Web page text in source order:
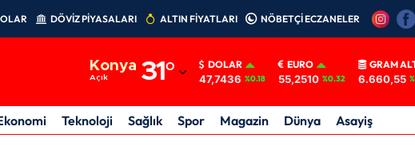
DÖVİZ PİYASALARI ALTIN FİYATLARI NÖBETÇİ ECZANELER
Konya
Açık 31°
Adıyaman
Afyonkarahisar
DOLAR
47,7436 %0.18
EURO
55,2510 %0.32
GRAM
6.660,55
Teknoloji Sağlık Spor Magazin Dünya Asayiş